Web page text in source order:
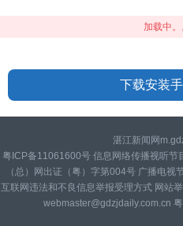
加载中。
下载安装
湛江新闻网
粤ICP备11061600号 信息网络传播视听
（总）网出证（粤）字第004号 广播电
互联网违法和不良信息举报受理方式 网站
webmaster@gdzjdaily.com.cn